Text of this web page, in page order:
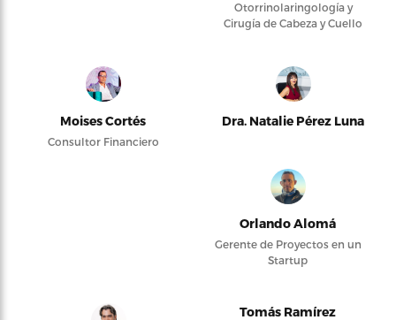
Otorrinolaringología y
Cirugía de Cabeza y Cuello
Moises Cortés
Consultor Financiero
Dra. Natalie Pérez Luna
Orlando Alomá
Gerente de Proyectos en un
Startup
Tomás Ramírez